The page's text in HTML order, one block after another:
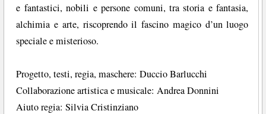
e fantastici, nobili e persone comuni, tra storia e fantasia,
alchimia e arte, riscoprendo il fascino magico d’un luogo
speciale e misterioso.
Progetto, testi, regia, maschere: Duccio Barlucchi
Collaborazione artistica e musicale: Andrea Donnini
Aiuto regia: Silvia Cristinziano